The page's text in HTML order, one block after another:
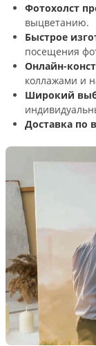
Фотохолст
выцветанию.
Быстрое
посещения
Онлайн-
коллажами и
Широкий
Доставка по